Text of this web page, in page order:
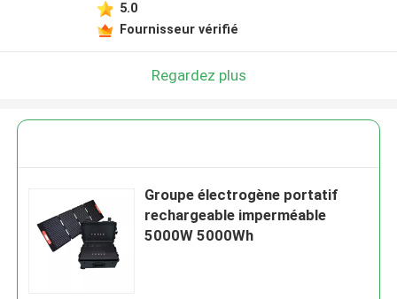
5.0
Fournisseur vérifié
Regardez plus
Groupe électrogène portatif
rechargeable imperméable
5000W 5000Wh